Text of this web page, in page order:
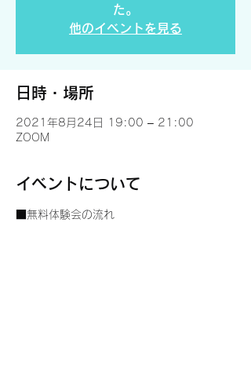
た。
他のイベントを見る
日時・場所
2021年8月24日 19:00 – 21:00
ZOOM
イベントについて
■無料体験会の流れ